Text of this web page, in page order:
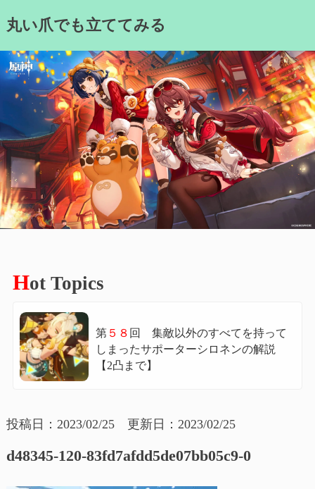
to丸い爪でも立ててみる
Hot Topics
第５８ 回 集敵以外のすべてを持って
しまったサポーターシロネンの解説
【2凸まで】
投稿日：2023/02/25 更新日：2023/02/25
d48345-120-83fd7afdd5de07bb05c9-0